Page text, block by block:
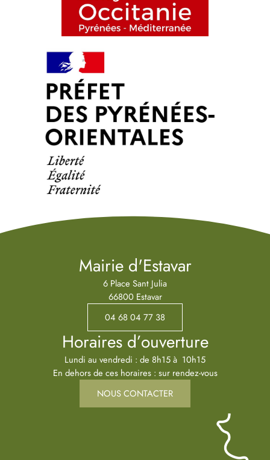
Mairie d'Estavar
6 Place Sant Julia
66800 Estavar
04 68 04 77 38
Horaires d’ouverture
Lundi au vendredi : de 8h15 à 10h15
En dehors de ces horaires : sur rendez-vous
NOUS CONTACTER